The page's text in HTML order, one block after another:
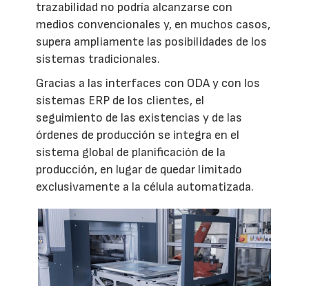
trazabilidad no podría alcanzarse con
medios convencionales y, en muchos casos,
supera ampliamente las posibilidades de los
sistemas tradicionales.
Gracias a las interfaces con ODA y con los
sistemas ERP de los clientes, el
seguimiento de las existencias y de las
órdenes de producción se integra en el
sistema global de planificación de la
producción, en lugar de quedar limitado
exclusivamente a la célula automatizada.